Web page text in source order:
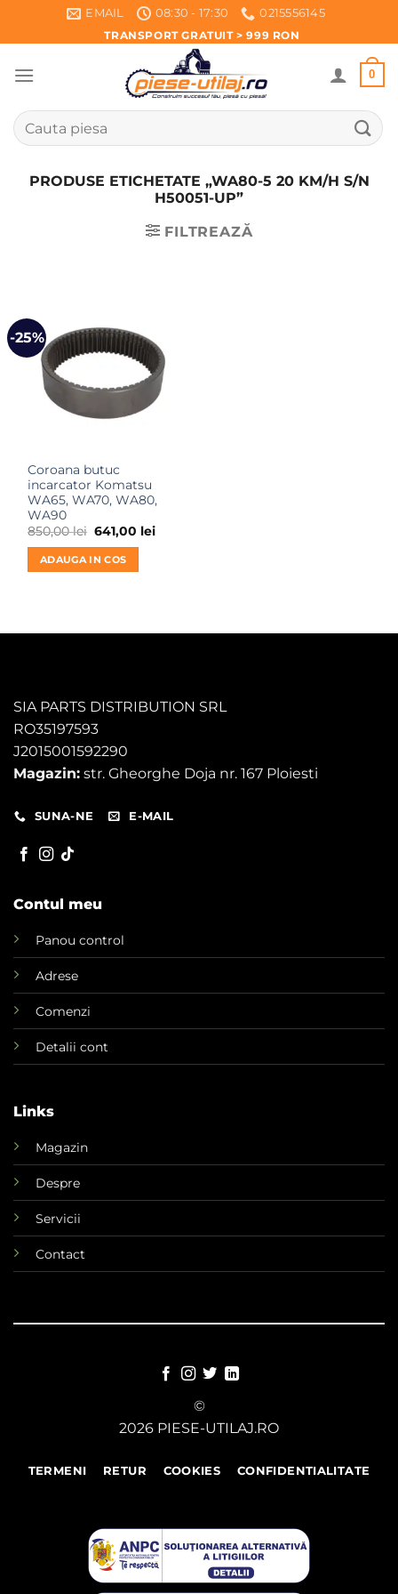
EMAIL 08:30 - 17:30
0215556145
TRANSPORT GRATUIT > 999 RON
0
Caută
după:
PRODUSE ETICHETATE „WA80-5 20 KM/H S/N
H50051-UP”
FILTREAZĂ
-25%
Coroana butuc
incarcator Komatsu
WA65, WA70, WA80,
WA90
850,00lei Prețul
inițial
a
fost:
850,00 lei.
641,00 leiPrețul
ADAUGA IN COS
SIA PARTS DISTRIBUTION SRL
RO35197593
J2015001592290
Magazin: str. Gheorghe Doja nr. 167 Ploiesti
SUNA-NE E-MAIL
Contul meu
Panou control
Adrese
Comenzi
Detalii cont
Links
Magazin
Despre
Servicii
Contact
©
2026 PIESE-UTILAJ.RO
TERMENI RETUR COOKIES CONFIDENTIALITATE